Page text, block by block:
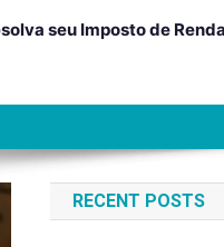
seu Imposto de Renda
RECENT POSTS